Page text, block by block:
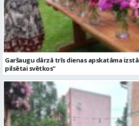
Garšaugu dārzā trīs dienas apskatāma
pilsētai svētkos”